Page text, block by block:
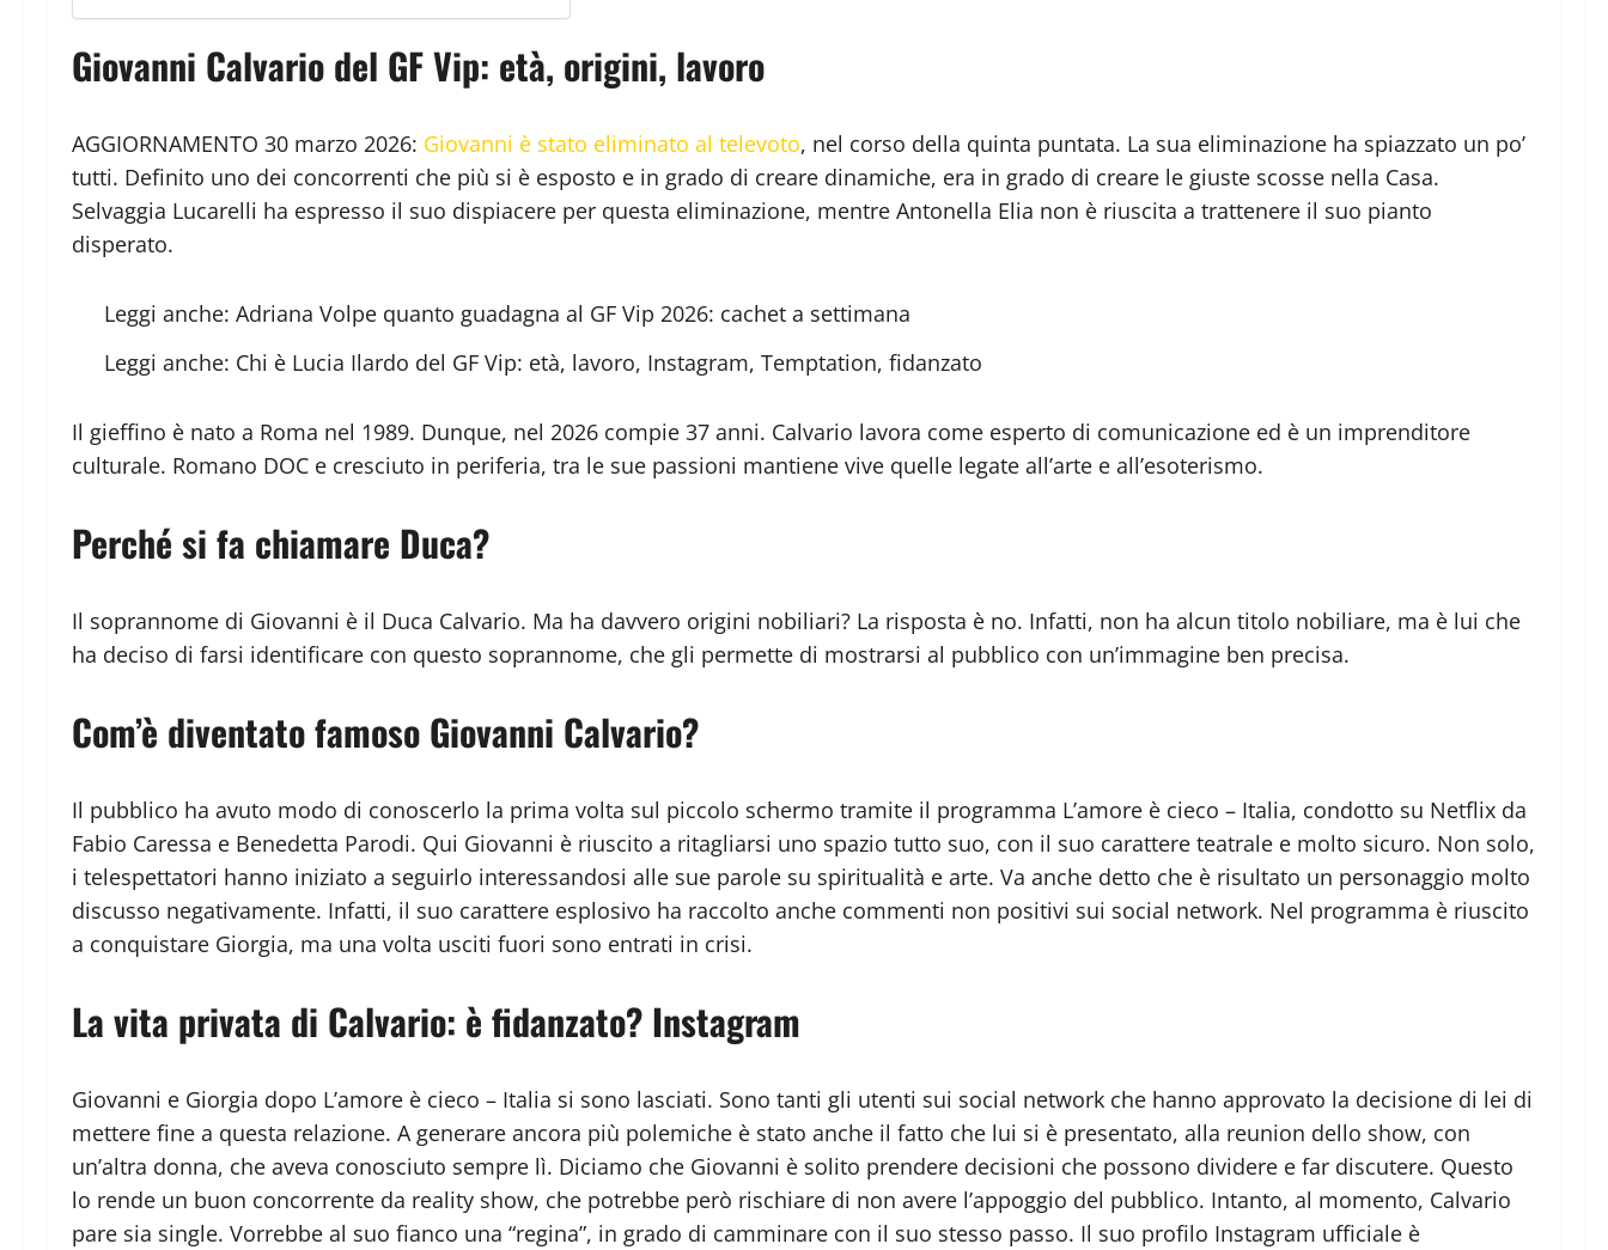
Giovanni Calvario del GF Vip: età, origini, lavoro
AGGIORNAMENTO 30 marzo 2026: Giovanni è stato eliminato al televoto, nel corso della quinta puntata. La sua eliminazione ha spiazzato un po’
tutti. Definito uno dei concorrenti che più si è esposto e in grado di creare dinamiche, era in grado di creare le giuste scosse nella Casa.
Selvaggia Lucarelli ha espresso il suo dispiacere per questa eliminazione, mentre Antonella Elia non è riuscita a trattenere il suo pianto
disperato.
Leggi anche: Adriana Volpe quanto guadagna al GF Vip 2026: cachet a settimana
Leggi anche: Chi è Lucia Ilardo del GF Vip: età, lavoro, Instagram, Temptation, fidanzato
Il gieffino è nato a Roma nel 1989. Dunque, nel 2026 compie 37 anni. Calvario lavora come esperto di comunicazione ed è un imprenditore
culturale. Romano DOC e cresciuto in periferia, tra le sue passioni mantiene vive quelle legate all’arte e all’esoterismo.
Perché si fa chiamare Duca?
Il soprannome di Giovanni è il Duca Calvario. Ma ha davvero origini nobiliari? La risposta è no. Infatti, non ha alcun titolo nobiliare, ma è lui che
ha deciso di farsi identificare con questo soprannome, che gli permette di mostrarsi al pubblico con un’immagine ben precisa.
Com’è diventato famoso Giovanni Calvario?
Il pubblico ha avuto modo di conoscerlo la prima volta sul piccolo schermo tramite il programma L’amore è cieco – Italia, condotto su Netflix da
Fabio Caressa e Benedetta Parodi. Qui Giovanni è riuscito a ritagliarsi uno spazio tutto suo, con il suo carattere teatrale e molto sicuro. Non solo,
i telespettatori hanno iniziato a seguirlo interessandosi alle sue parole su spiritualità e arte. Va anche detto che è risultato un personaggio molto
discusso negativamente. Infatti, il suo carattere esplosivo ha raccolto anche commenti non positivi sui social network. Nel programma è riuscito
a conquistare Giorgia, ma una volta usciti fuori sono entrati in crisi.
La vita privata di Calvario: è fidanzato? Instagram
Giovanni e Giorgia dopo L’amore è cieco – Italia si sono lasciati. Sono tanti gli utenti sui social network che hanno approvato la decisione di lei di
mettere fine a questa relazione. A generare ancora più polemiche è stato anche il fatto che lui si è presentato, alla reunion dello show, con
un’altra donna, che aveva conosciuto sempre lì. Diciamo che Giovanni è solito prendere decisioni che possono dividere e far discutere. Questo
lo rende un buon concorrente da reality show, che potrebbe però rischiare di non avere l’appoggio del pubblico. Intanto, al momento, Calvario
pare sia single. Vorrebbe al suo fianco una “regina”, in grado di camminare con il suo stesso passo. Il suo profilo Instagram ufficiale è